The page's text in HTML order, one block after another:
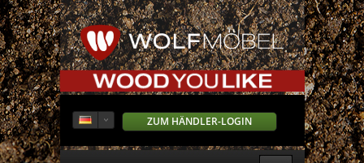
ZUM HÄNDLER-LOGIN